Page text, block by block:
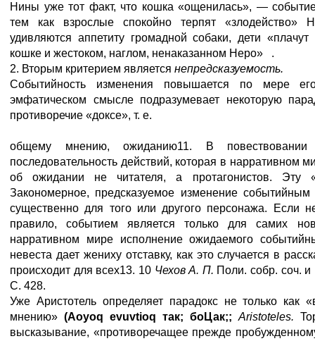
Нины уже тот факт, что кошка «ощенилась», —
тем как взрослые спокойно терпят
удивляются аппетиту громадной собаки, дети
кошке и жестоком, наглом, ненаказанном Неро» .
2. Вторым критерием является непредсказуемость.
Событийность изменения повышается по мере
эмфатическом смысле подразумевает некоторую
противоречие «доксе», т. е.
общему мнению, ожиданию11. В
последовательность действий, которая в нарративном
об ожидании не читателя, а протагонистов. Эту
Закономерное, предсказуемое изменение
существенно для того или другого персонажа. Если
правило, событием является только для самих
нарративном мире исполнение ожидаемого
невеста дает жениху отставку, как это случается в
происходит для всех13. 10 Чехов А. П. Поли. собр. соч.
С. 428.
Уже Аристотель определяет парадокс не только как
мнению» (Aoyoq evuvtioq так; боЦак;; Aristoteles.
высказывание, «противоречащее прежде